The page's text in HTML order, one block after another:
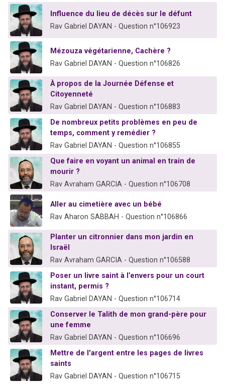
Influence du lieu de décès sur le défunt
Rav Gabriel DAYAN - Question n°106923
Mézouza végétarienne, Cachère ?
Rav Gabriel DAYAN - Question n°106826
À propos de la Journée Défense et
Citoyenneté
Rav Gabriel DAYAN - Question n°106883
De nombreux petits problèmes en peu de
temps, comment y remédier ?
Rav Gabriel DAYAN - Question n°106855
Que faire en voyant un animal en train de
mourir ?
Rav Avraham GARCIA - Question n°106708
Aller au cimetière avec un bébé
Rav Aharon SABBAH - Question n°106866
Planter un citronnier dans mon jardin en
Israël
Rav Avraham GARCIA - Question n°106588
Poser un livre saint à l’envers pour un court
instant, permis ?
Rav Gabriel DAYAN - Question n°106714
Conserver le Talith de mon grand-père pour
une femme
Rav Gabriel DAYAN - Question n°106696
Mettre de l'argent entre les pages de livres
saints
Rav Gabriel DAYAN - Question n°106715